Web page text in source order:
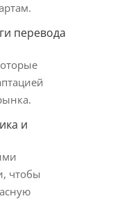
перевода
и
чтобы